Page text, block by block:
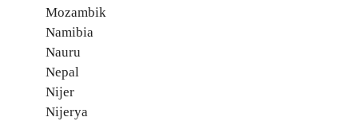
Mozambik
Namibia
Nauru
Nepal
Nijer
Nijerya